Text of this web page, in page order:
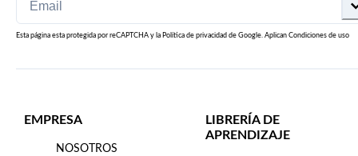
Esta página esta protegida por reCAPTCHA y la Política de privacidad de Google. Aplican Condiciones de uso
EMPRESA
NOSOTROS
LIBRERÍA DE
APRENDIZAJE